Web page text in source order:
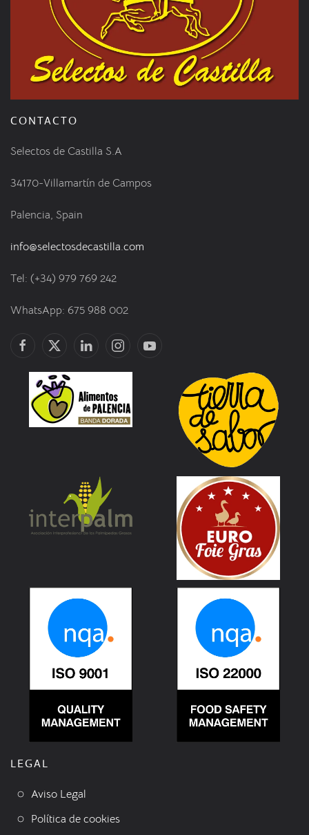
CONTACTO
Selectos de Castilla S.A
34170-Villamartín de Campos
Palencia, Spain
info@selectosdecastilla.com
Tel: (+34) 979 769 242
WhatsApp: 675 988 002
LEGAL
Aviso Legal
Política de cookies